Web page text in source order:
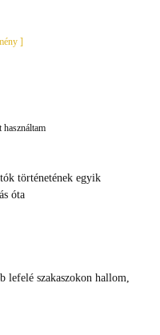
]
történetének egyik
óta
lefelé szakaszokon hallom,